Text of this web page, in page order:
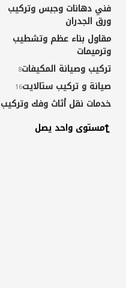
فني دهانات وجبس وتركيب
ورق الجدران
مقاول بناء عظم وتشطيب
وترميمات
تركيب وصيانة المكيفات8
صيانة و تركيب ستالايت16
خدمات نقل أثاث وفك وتركيب
خدمات طلاء ودهان
مستوى واحد يصل